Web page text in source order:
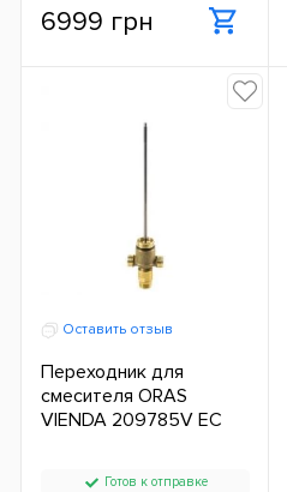
6999 грн
Оставить отзыв
Переходник для
смесителя ORAS
VIENDA 209785V ЕС
Готов к отправке